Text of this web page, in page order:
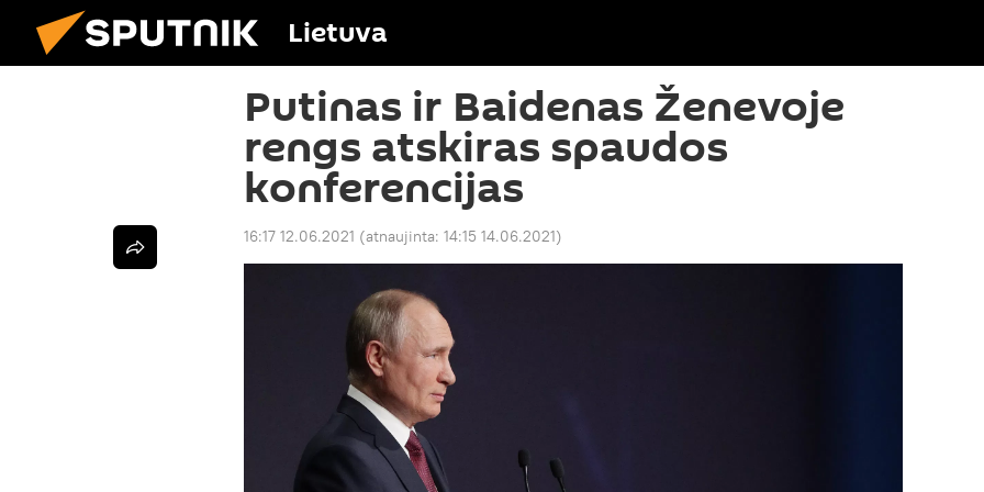
Lietuva
Putinas ir Baidenas Ženevoje
rengs atskiras spaudos
konferencijas
16:17 12.06.2021 (atnaujinta: 14:15 14.06.2021)